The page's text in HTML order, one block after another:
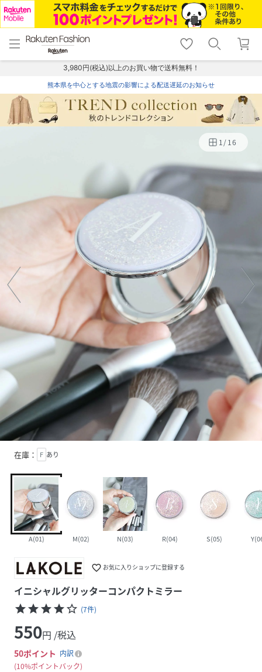
menu home
トップ
shopping_cart lock_outline
ログイン
3,980円(税込)以上のお買い物で送料無料！
熊本県を中心とする地震の影響による配送遅延のお知らせ
1/16
在庫： F あり
A(01) M(02) N(03) R(04) S(05)
favorite_border お気に入りショップに登録する
イニシャルグリッターコンパクトミラー
starstarstarstarstar_border (7件)
550円 /税込
50ポイント 内訳
10%ポイントバック